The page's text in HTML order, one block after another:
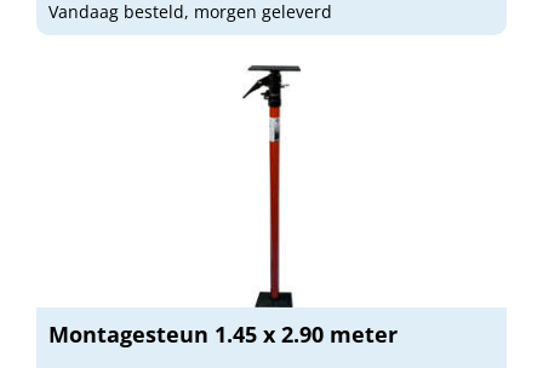
Vandaag besteld, morgen geleverd
Montagesteun 1.45 x 2.90 meter